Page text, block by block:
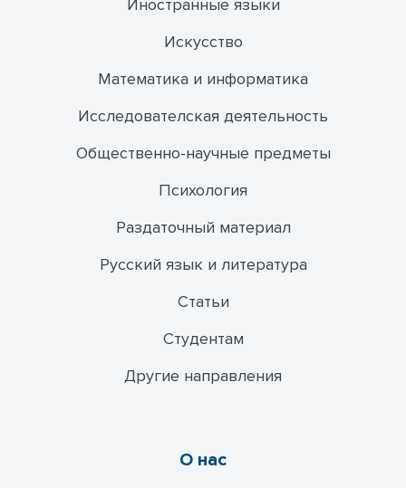
Иностранные языки
Искусство
Математика и информатика
Исследователская деятельность
Общественно-научные предметы
Психология
Раздаточный материал
Русский язык и литература
Статьи
Студентам
Другие направления
О нас